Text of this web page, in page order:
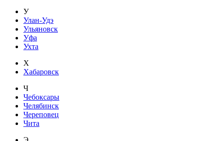
У
Улан-Удэ
Ульяновск
Уфа
Ухта
Х
Хабаровск
Ч
Чебоксары
Челябинск
Череповец
Чита